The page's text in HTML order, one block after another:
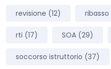
revisione (12) ribasso
rti (17) SOA (29)
soccorso istruttorio (37)